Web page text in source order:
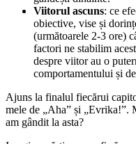
Viitorul ascuns: ce
obiective, vise și
(următoarele 2-3 ore)
factori ne stabilim
despre viitor au o
comportamentului și
Ajuns la finalul fiecărui
mele de „Aha” și
am gândit la asta?